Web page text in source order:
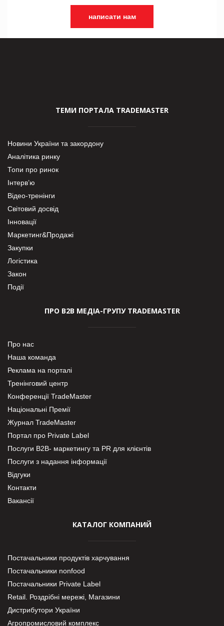
написати нам
ТЕМИ ПОРТАЛА TRADEMASTER
Новини України та закордону
Аналітика ринку
Топи про ринок
Інтерв’ю
Відео-тренінги
Світовий досвід
Інновації
Маркетинг&Продажі
Закупки
Логістика
Закон
Події
ПРО В2В МЕДІА-ГРУПУ TRADEMASTER
Про нас
Наша команда
Реклама на порталі
Тренінговий центр
Конференції TradeMaster
Національні Премії
Журнал TradeMaster
Портал про Private Label
Послуги В2В- маркетингу та PR для клієнтів
Послуги з надання інформації
Відгуки
Контакти
Вакансії
КАТАЛОГ КОМПАНИЙ
Постачальники продуктів харчування
Постачальники nonfood
Постачальники Private Label
Retail. Роздрібні мережі, Магазини
Дистрибутори України
Агропромисловий комплекс